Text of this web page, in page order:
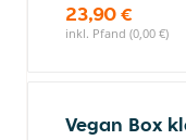
23,90 €
inkl. Pfand (0,00 €)
Vegan Box